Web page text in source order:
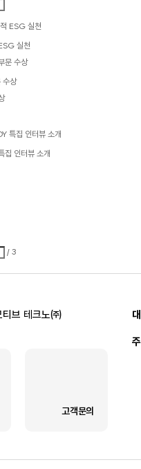
실천
상
인터뷰 소개
/ 3
티브 테크노㈜
고객문의